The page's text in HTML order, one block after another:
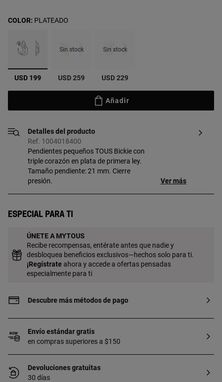
seleccionado
USD 199
Sin stock
USD 259
Sin stock
USD 229
COLOR: PLATEADO
Añadir
Detalles del producto
Ref. 1004018400
Pendientes pequeños TOUS Bickie con
triple corazón en plata de primera ley.
Tamaño pendiente: 21 mm. Cierre
presión.
Ver más
Especial para ti
ÚNETE A MYTOUS
Recibe recompensas, entérate antes que nadie y
desbloquea beneficios exclusivos—hechos solo para ti.
¡Regístrate ahora y accede a ofertas pensadas
especialmente para ti
Descubre más métodos de pago
Envío estándar gratis
en compras superiores a $150
Devoluciones gratuitas
30 días